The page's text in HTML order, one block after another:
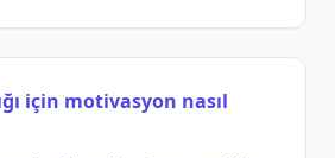
için motivasyon nasıl